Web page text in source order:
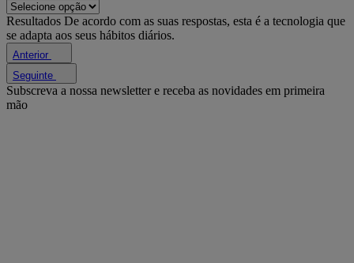
Resultados De acordo com as suas respostas, esta é a tecnologia que
se adapta aos seus hábitos diários.
Anterior
Seguinte
Subscreva a nossa newsletter e receba as novidades em primeira
mão